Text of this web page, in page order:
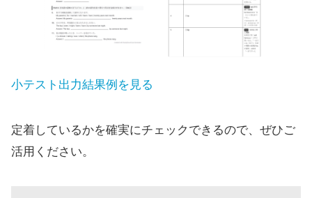
小テスト出力結果例を見る
定着しているかを確実にチェックできるので、ぜひご
活用ください。